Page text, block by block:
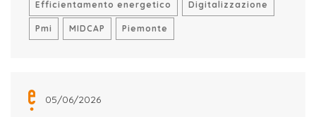
Efficientamento energetico Digitalizzazione
Pmi MIDCAP Piemonte
05/06/2026